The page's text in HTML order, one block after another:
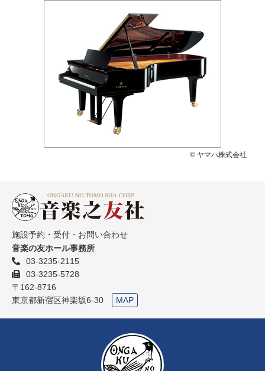
© ヤマハ株式会社
施設予約・受付・お問い合わせ
音楽の友ホール事務所
03-3235-2115
03-3235-5728
〒162-8716
東京都新宿区神楽坂6-30
MAP